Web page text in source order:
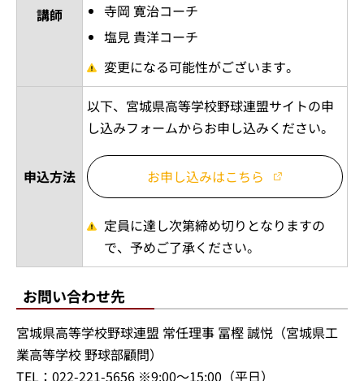
講師
寺岡 寛治コーチ
塩見 貴洋コーチ
変更になる可能性がございます。
申込方法
以下、宮城県高等学校野球連盟サイトの申
し込みフォームからお申し込みください。
お申し込みはこちら
定員に達し次第締め切りとなりますの
で、予めご了承ください。
お問い合わせ先
宮城県高等学校野球連盟 常任理事 冨樫 誠悦（宮城県工
業高等学校 野球部顧問）
TEL：022-221-5656 ※9:00～15:00（平日）